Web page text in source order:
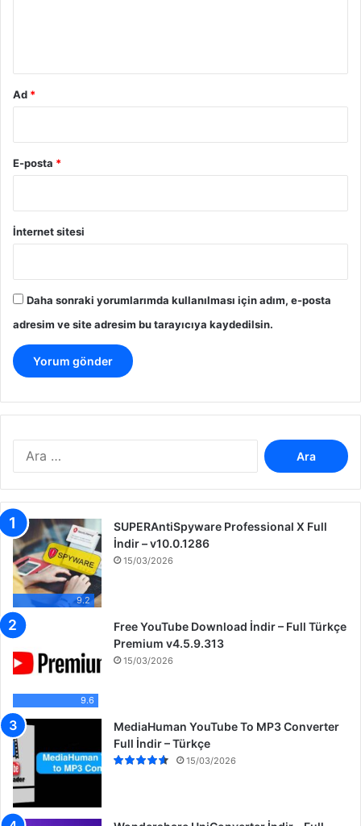
Ad *
E-posta *
İnternet sitesi
Daha sonraki yorumlarımda kullanılması için adım, e-posta
adresim ve site adresim bu tarayıcıya kaydedilsin.
:
9.2
SUPERAntiSpyware Professional X Full
İndir – v10.0.1286
15/03/2026
9.6
Free YouTube Download İndir – Full Türkçe
Premium v4.5.9.313
15/03/2026
MediaHuman YouTube To MP3 Converter
Full İndir – Türkçe
15/03/2026